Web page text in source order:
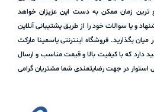
زمان ممکن به دست این عزیزان خواهد
و یا سوالات خود را از طریق پشتیبانی آنلاین
با ما در میان بگذارید. فروشگاه اینترنتی یاسمینا مارکت
دارد که با کیفیت بالا و قیمت مناسب و ارسال
استوار در جهت رضایتمندی شما مشتریان گرامی